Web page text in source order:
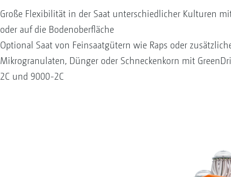
Große Flexibilität in der Saat unterschiedlicher Kulturen
oder auf die Bodenoberfläche
Optional Saat von Feinsaatgütern wie Raps oder
Mikrogranulaten, Dünger oder Schneckenkorn mit
2C und 9000-2C